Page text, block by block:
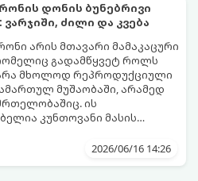
დონის ბუნებრივი
ძილი და კვება
არის მთავარი მამაკაცური
გადამწყვეტ როლს
მხოლოდ რეპროდუქციული
მუშაობაში, არამედ
ის
კუნთოვანი მასის
განწყობაზე,
ტესტოსტერონის დონე
2026/06/16 14:26